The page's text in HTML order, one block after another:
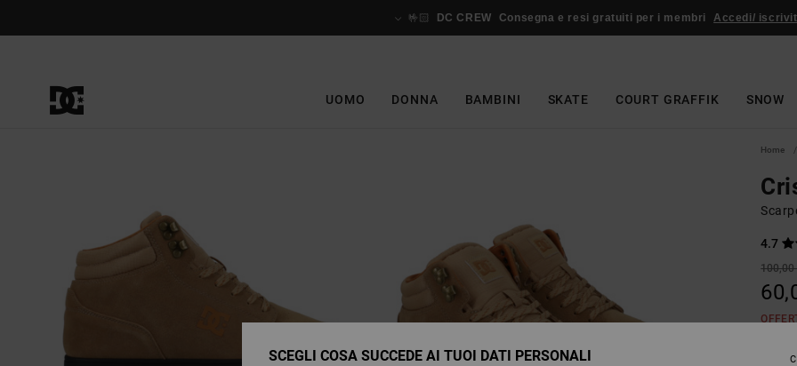
🤟🏻 DC CREW Consegna e resi gratuiti per i membri Accedi/
UOMO DONNA BAMBINI SKATE COURT GRAFFIK SNOW
Home
4.7
100,00
SCEGLI COSA SUCCEDE AI TUOI DATI PERSONALI